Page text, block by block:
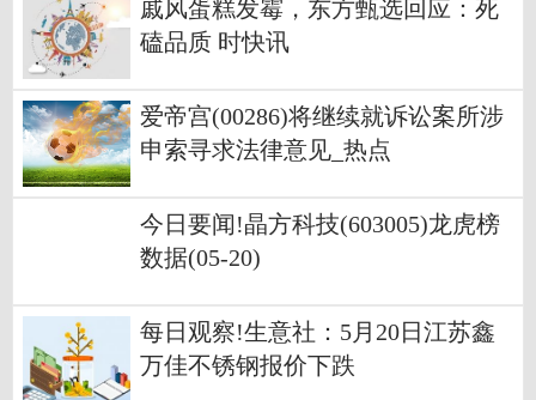
戚风蛋糕发霉，东方甄选回应：死
磕品质 时快讯
爱帝宫(00286)将继续就诉讼案所涉
申索寻求法律意见_热点
今日要闻!晶方科技(603005)龙虎榜
数据(05-20)
每日观察!生意社：5月20日江苏鑫
万佳不锈钢报价下跌